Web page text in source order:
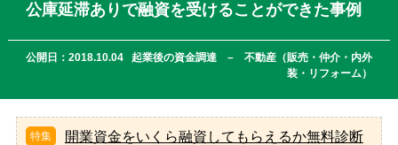
n
公庫延滞ありで融資を受けることができた事例
公開日：2018.10.04
起業後の資金調達 – 不動産（販売・仲介・内外
装・リフォーム）
開業資金をいくら融資してもらえるか無料診断